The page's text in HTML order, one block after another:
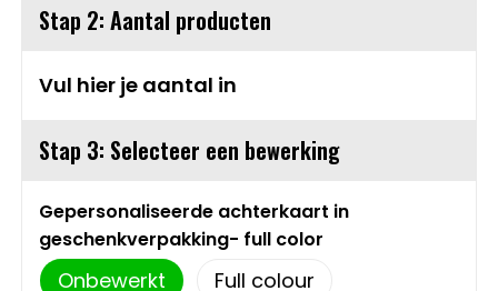
Sweaters
T-Shirts
Vesten
Schoenen
Gilets
Matrozentassen
Opbergtassen
Opvouwbare tassen
Papieren tassen
Picknicktassen en manden
Stap 2: Aantal producten
Vul hier je aantal in
Stap 3: Selecteer een bewerking
Gepersonaliseerde achterkaart in
geschenkverpakking- full color
Onbewerkt Full colour